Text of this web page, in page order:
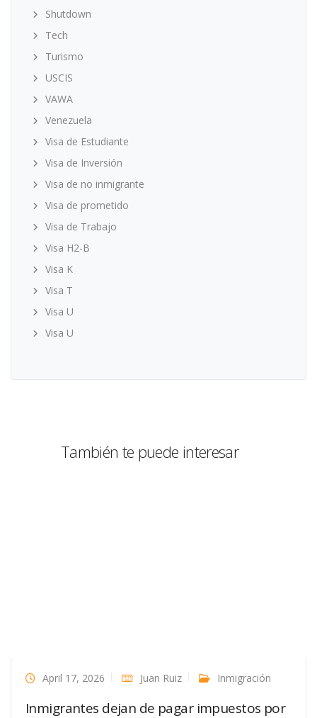
Shutdown
Tech
Turismo
USCIS
VAWA
Venezuela
Visa de Estudiante
Visa de Inversión
Visa de no inmigrante
Visa de prometido
Visa de Trabajo
Visa H2-B
Visa K
Visa T
Visa U
Visa U
También te puede interesar
April 17, 2026 Juan Ruiz Inmigración
Inmigrantes dejan de pagar impuestos por